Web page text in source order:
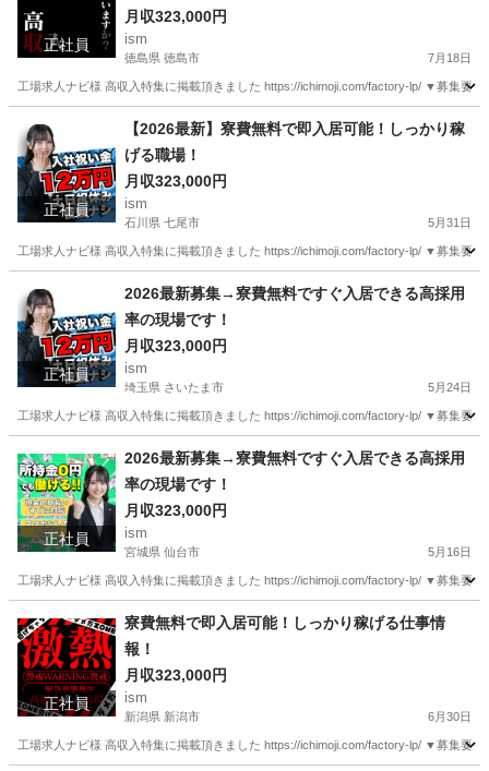
正社員
月収323,000円
ism
徳島県 徳島市 7月18日
工場求人ナビ様 高収入特集に掲載頂きました https://ichimoji.com/factory-lp/ ▼募集要
情報
正社員
【2026最新】寮費無料で即入居可能！しっかり稼
げる職場！
月収323,000円
ism
石川県 七尾市 5月31日
工場求人ナビ様 高収入特集に掲載頂きました https://ichimoji.com/factory-lp/ ▼募集要
工場 最新
正社員
2026最新募集→寮費無料ですぐ入居できる高採用
率の現場です！
月収323,000円
ism
埼玉県 さいたま市 5月24日
工場求人ナビ様 高収入特集に掲載頂きました https://ichimoji.com/factory-lp/ ▼募集要
工場
正社員
2026最新募集→寮費無料ですぐ入居できる高採用
率の現場です！
月収323,000円
ism
宮城県 仙台市 5月16日
工場求人ナビ様 高収入特集に掲載頂きました https://ichimoji.com/factory-lp/ ▼募集要
工場 最新
正社員
寮費無料で即入居可能！しっかり稼げる仕事情
報！
月収323,000円
ism
新潟県 新潟市 6月30日
工場求人ナビ様 高収入特集に掲載頂きました https://ichimoji.com/factory-lp/ ▼募集要